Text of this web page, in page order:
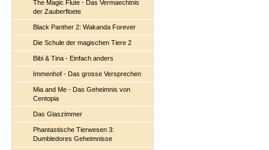
The Magic Flute - Das Vermaechtnis
der Zauberfloete
Black Panther 2: Wakanda Forever
Die Schule der magischen Tiere 2
Bibi & Tina - Einfach anders
Immenhof - Das grosse Versprechen
Mia and Me - Das Geheimnis von
Centopia
Das Glaszimmer
Phantastische Tierwesen 3:
Dumbledores Geheimnisse